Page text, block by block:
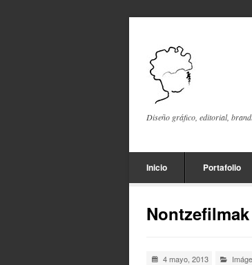
Diseño gráfico, editorial,
Inicio Portafolio
4 mayo, 2013